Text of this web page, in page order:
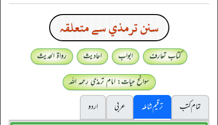
سنن ترمذي سے متعلقہ
کتاب تعارف ابواب احادیث
رواۃ الحدیث
سوانح حیات: امام ترمذی رحمہ اللہ
تمام کتب
ترقیم شاملہ عربی
اردو